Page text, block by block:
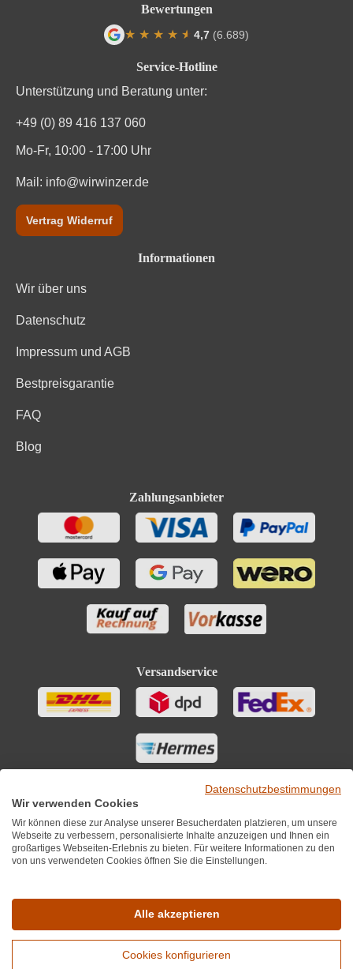
Service-Hotline
Unterstützung und Beratung unter:
+49 (0) 89 416 137 060
Mo-Fr, 10:00 - 17:00 Uhr
Mail: info@wirwinzer.de
Vertrag Widerruf
Informationen
Wir über uns
Datenschutz
Impressum und AGB
Bestpreisgarantie
FAQ
Blog
Zahlungsanbieter
Versandservice
Bewertungen
★ ★ ★ ★ ★
★ 4,7 (6.689)
Datenschutzbestimmungen
Wir verwenden Cookies
Wir können diese zur Analyse unserer Besucherdaten platzieren, um unsere
Webseite zu verbessern, personalisierte Inhalte anzuzeigen und Ihnen ein
großartiges Webseiten-Erlebnis zu bieten. Für weitere Informationen zu den
von uns verwendeten Cookies öffnen Sie die Einstellungen.
Alle akzeptieren
Cookies konfigurieren